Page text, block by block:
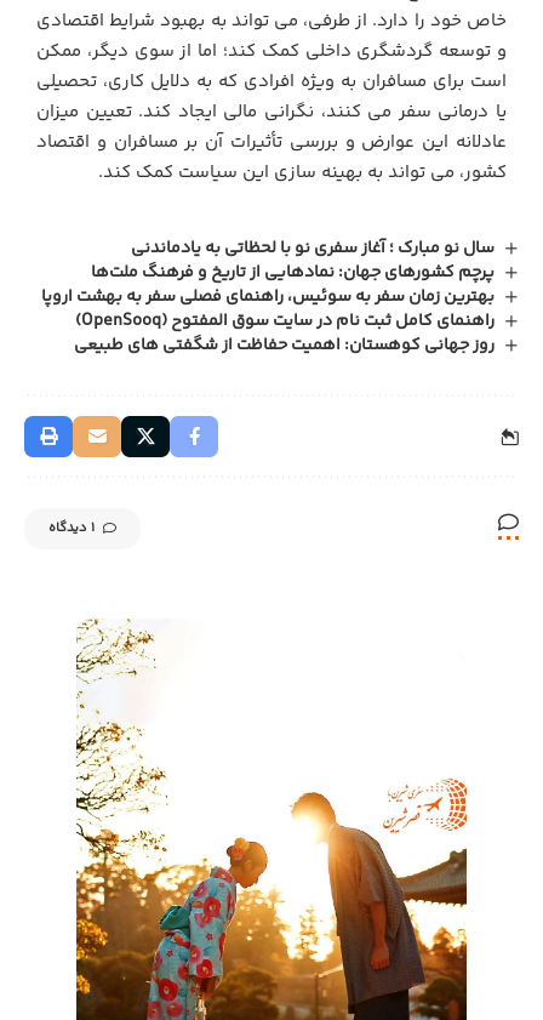
خاص خود را دارد. از طرفی، می‌ تواند به بهبود شرایط اقتصادی
و توسعه گردشگری داخلی کمک کند؛ اما از سوی دیگر، ممکن
است برای مسافران به‌ ویژه افرادی که به دلایل کاری، تحصیلی
یا درمانی سفر می‌ کنند، نگرانی مالی ایجاد کند. تعیین میزان
عادلانه این عوارض و بررسی تأثیرات آن بر مسافران و اقتصاد
کشور، می‌ تواند به بهینه‌ سازی این سیاست کمک کند.
سال نو مبارک ؛ آغاز سفری نو با لحظاتی به یادماندنی
پرچم کشورهای جهان: نمادهایی از تاریخ و فرهنگ ملت‌ها
بهترین زمان سفر به سوئیس، راهنمای فصلی سفر به بهشت اروپا
راهنمای کامل ثبت ‌نام در سایت سوق المفتوح (OpenSooq)
روز جهانی کوهستان: اهمیت حفاظت از شگفتی های طبیعی
1 دیدگاه